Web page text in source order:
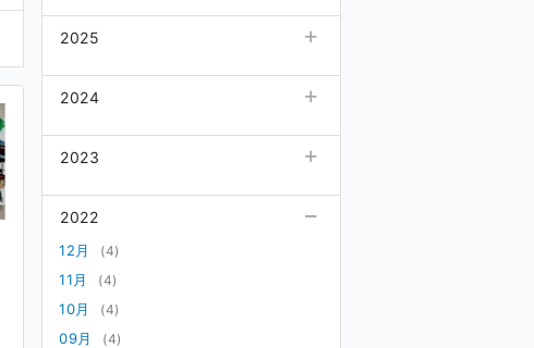
07月
05月
03月
01月
2025
11月 (4)
09月
07月
06月 (4)
05月 (4)
04月 (4)
03月 (4)
2024
11月 (4)
09月
08月 (5)
07月 (4)
06月 (4)
05月 (4)
2023
11月 (4)
10月 (4)
09月 (4)
08月 (4)
07月 (4)
2022
12月 (4)
11月 (4)
10月 (4)
09月 (4)